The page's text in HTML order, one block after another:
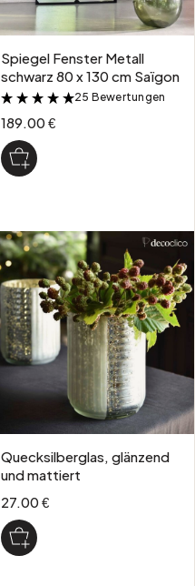
Spiegel Fenster Metall
schwarz 80 x 130 cm Saïgon
&
25 Bewertungen
189.00 €
Quecksilberglas, glänzend
und mattiert
27.00 €